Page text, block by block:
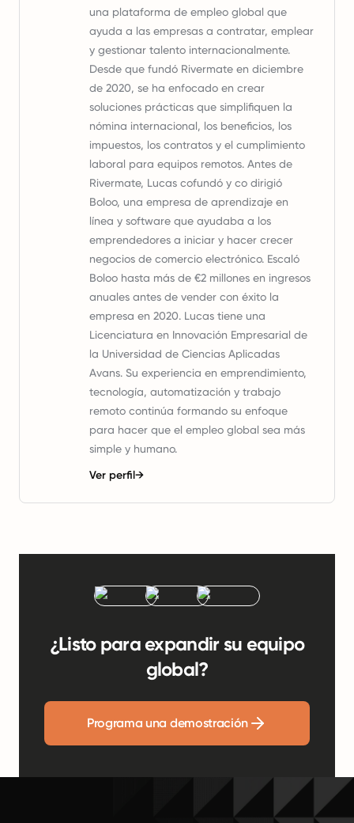
una plataforma de empleo global que
ayuda a las empresas a contratar, emplear
y gestionar talento internacionalmente.
Desde que fundó Rivermate en diciembre
de 2020, se ha enfocado en crear
soluciones prácticas que simplifiquen la
nómina internacional, los beneficios, los
impuestos, los contratos y el cumplimiento
laboral para equipos remotos. Antes de
Rivermate, Lucas cofundó y co dirigió
Boloo, una empresa de aprendizaje en
línea y software que ayudaba a los
emprendedores a iniciar y hacer crecer
negocios de comercio electrónico. Escaló
Boloo hasta más de €2 millones en ingresos
anuales antes de vender con éxito la
empresa en 2020. Lucas tiene una
Licenciatura en Innovación Empresarial de
la Universidad de Ciencias Aplicadas
Avans. Su experiencia en emprendimiento,
tecnología, automatización y trabajo
remoto continúa formando su enfoque
para hacer que el empleo global sea más
simple y humano.
Ver perfil→
¿Listo para expandir su equipo
global?
Programa una demostración